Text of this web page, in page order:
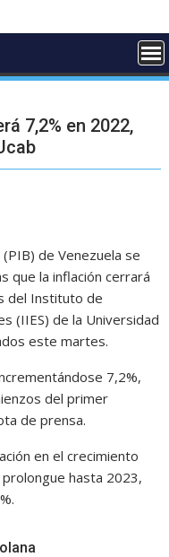
7,2% en 2022,
de Venezuela se
que la inflación cerrará
del Instituto de
(IIES) de la Universidad
este martes.
7,2%,
del primer
de prensa.
en el crecimiento
hasta 2023,